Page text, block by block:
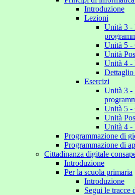
Introduzione
Lezioni
Unità 3 -
Unità 5 -
Unità
Unità 4 -
Dettaglio
Esercizi
Unità 3 -
Unità 5 -
Unità
Unità 4 -
Programmazione di
Programmazione di
Cittadinanza digitale
Introduzione
Per la scuola primaria
Introduzione
Segui le tracce